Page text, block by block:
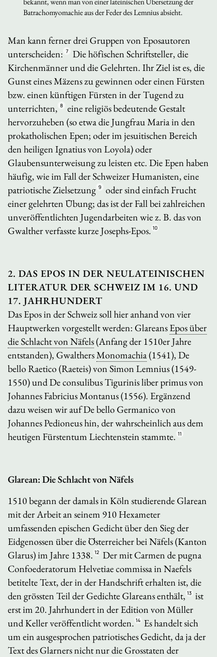
Batrachomyomachieaus der Feder des Lemnius absieht.
Man kann ferner drei Gruppen von Eposautoren
unterscheiden: 7
Die höfischen Schriftsteller, die
Kirchenmänner und die Gelehrten. Ihr Ziel ist es, die
Gunst eines Mäzens zu gewinnen oder einen Fürsten
bzw. einen künftigen Fürsten in der Tugend zu
unterrichten, 8
eine religiös bedeutende Gestalt
hervorzuheben (so etwa die Jungfrau Maria in den
prokatholischen Epen; oder im jesuitischen Bereich
den heiligen Ignatius von Loyola) oder
Glaubensunterweisung zu leisten etc. Die Epen haben
häufig, wie im Fall der Schweizer Humanisten, eine
patriotische Zielsetzung 9
oder sind einfach Frucht
einer gelehrten Übung; das ist der Fall bei zahlreichen
unveröffentlichten Jugendarbeiten wie z. B. das von
Gwalther verfasste kurze Josephs-Epos. 10
2. DAS EPOS IN DER NEULATEINISCHEN
LITERATUR DER SCHWEIZ IM 16. UND
17. JAHRHUNDERT
Das Epos in der Schweiz soll hier anhand von vier
Hauptwerken vorgestellt werden: GlareansEpos über
die Schlacht von Näfels(Anfang der 1510er Jahre
entstanden), GwalthersMonomachia(1541),De
bello Raetico (Raeteis)von Simon Lemnius (1549-
1550) undDe consulibus Tigurinis liber primusvon
Johannes Fabricius Montanus (1556). Ergänzend
dazu weisen wir aufDe bello Germanicovon
Johannes Pedioneus hin, der wahrscheinlich aus dem
heutigen Fürstentum Liechtenstein stammte. 11
Glarean: Die Schlacht von Näfels
1510 begann der damals in Köln studierende Glarean
mit der Arbeit an seinem 910 Hexameter
umfassenden epischen Gedicht über den Sieg der
Eidgenossen über die Österreicher bei Näfels (Kanton
Glarus) im Jahre 1338. 12 Der mitCarmen de pugna
Confoederatorum Helvetiae commissa in Naefels
betitelte Text, der in der Handschrift erhalten ist, die
den grössten Teil der Gedichte Glareans enthält, 13 ist
erst im 20. Jahrhundert in der Edition von Müller
und Keller veröffentlicht worden. 14 Es handelt sich
um ein ausgesprochen patriotisches Gedicht, da ja der
Text des Glarners nicht nur die Grosstaten der